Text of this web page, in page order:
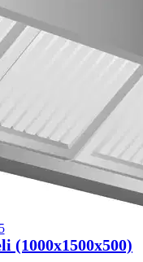
(1000x1500x500)